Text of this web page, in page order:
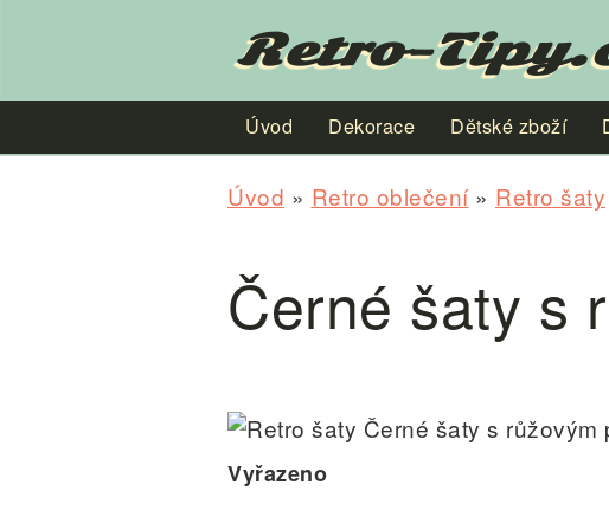
Retro-
Úvod » Retro oblečení» Retro šaty
Černé šaty s
Vyřazeno
Úvod Dekorace Dětské zboží